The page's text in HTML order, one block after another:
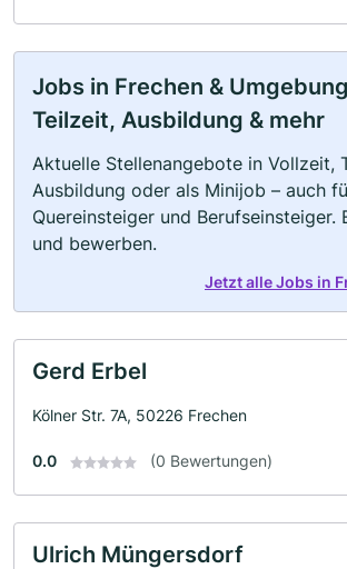
Jobs in Frechen &
Teilzeit, Ausbildung & mehr
Aktuelle Stellenangebote in Vollzeit,
Ausbildung oder als Minijob – auch
Quereinsteiger und Berufseinsteiger.
und bewerben.
Jetzt alle Jobs in
Gerd Erbel
Kölner Str. 7A, 50226 Frechen
0.0 (0 Bewertungen)
Ulrich Müngersdorf